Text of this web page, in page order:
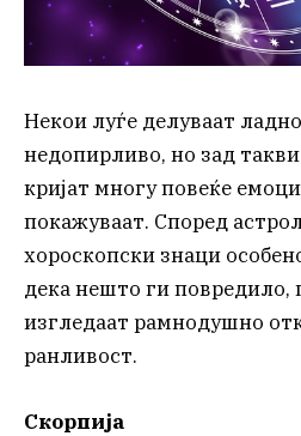
Некои луѓе делуваат
недопирливо, но зад
кријат многу повеќе
покажуваат. Според
хороскопски знаци
дека нешто ги повредило,
изгледаат рамнодушно
ранливост.
Скорпија